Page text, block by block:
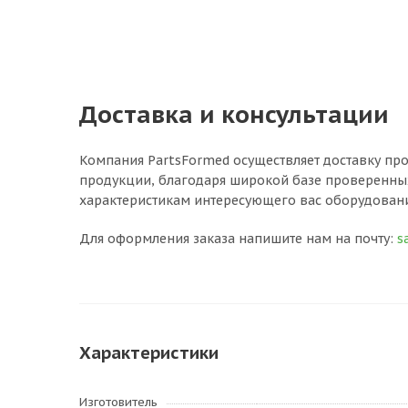
Доставка и консультации
Компания PartsFormed осуществляет доставку
продукции, благодаря широкой базе
характеристикам интересующего вас
Для оформления заказа напишите нам на почту:
Характеристики
Изготовитель